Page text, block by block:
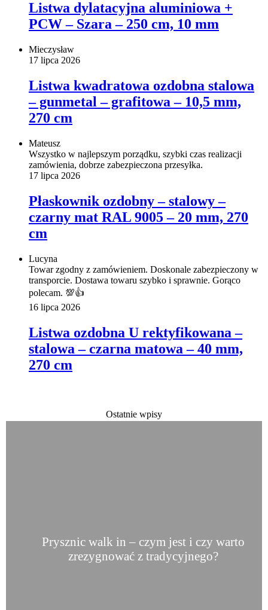
Listwa dylatacyjna aluminiowa +
PCW – Szara – 250 cm, 10 mm
Mieczysław
17 lipca 2026
Listwa kwadratowa ozdobna stalowa
– gunmetal – grafitowa – 10,5 mm,
270 cm
Mateusz
Wszystko w najlepszym porządku, szybki czas realizacji
zamówienia, dobrze zabezpieczona przesyłka.
17 lipca 2026
Płaskownik ozdobny – stalowy –
czarny mat RAL 9005 – 20 mm, 270
cm
Lucyna
Towar zgodny z zamówieniem. Doskonale zabezpieczony w
transporcie. Dostawa towaru szybko i sprawnie. Gorąco
polecam. 💯👍️
16 lipca 2026
Listwa ozdobna U rektyfikowana –
stalowa – czarna matowa – 40 mm,
270 cm
Ostatnie wpisy
Prysznic walk in – czym jest i czy warto
zrezygnować z tradycyjnego?